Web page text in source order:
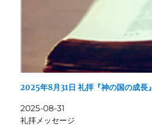
2025年8月31日 礼拝『神の国の成長』
2025-08-31
礼拝メッセージ